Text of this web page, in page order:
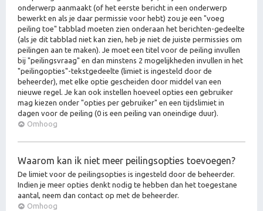
onderwerp aanmaakt (of het eerste bericht in een onderwerp
bewerkt en als je daar permissie voor hebt) zou je een "voeg
peiling toe" tabblad moeten zien onderaan het berichten-gedeelte
(als je dit tabblad niet kan zien, heb je niet de juiste permissies om
peilingen aan te maken). Je moet een titel voor de peiling invullen
bij "peilingsvraag" en dan minstens 2 mogelijkheden invullen in het
"peilingopties"-tekstgedeelte (limiet is ingesteld door de
beheerder), met elke optie gescheiden door middel van een
nieuwe regel. Je kan ook instellen hoeveel opties een gebruiker
mag kiezen onder "opties per gebruiker" en een tijdslimiet in
dagen voor de peiling (0 is een peiling van oneindige duur).
Omhoog
Waarom kan ik niet meer peilingsopties toevoegen?
De limiet voor de peilingsopties is ingesteld door de beheerder.
Indien je meer opties denkt nodig te hebben dan het toegestane
aantal, neem dan contact op met de beheerder.
Omhoog